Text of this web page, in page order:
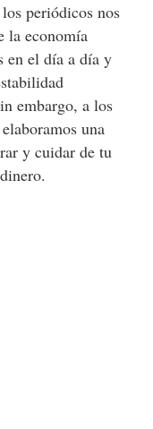
periódicos nos
la economía
en el día a día y
embargo, a los
una
y cuidar de tu